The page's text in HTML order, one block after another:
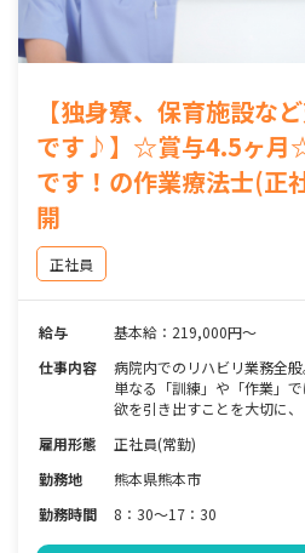
【独身寮、保育施設な
です♪】☆賞与4.5ヶ月
です！の作業療法士(正
開
正社員
給与
基本給：219,000円～
仕事内容
病院内でのリハビリ業務全般
単なる「訓練」や「作業」
欲を引き出すことを大切に、
雇用形態
正社員(常勤)
勤務地
熊本県熊本市
勤務時間
8：30～17：30